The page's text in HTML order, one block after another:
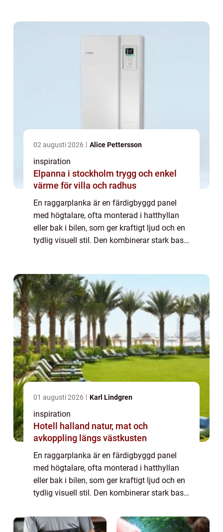
02 augusti 2026 Alice Pettersson
inspiration
Elpanna i stockholm trygg och enkel
värme för villa och radhus
En raggarplanka är en färdigbyggd panel
med högtalare, ofta monterad i hatthyllan
eller bak i bilen, som ger kraftigt ljud och en
tydlig visuell stil. Den kombinerar stark bas,
01 augusti 2026 Karl Lindgren
inspiration
Hotell halland natur, mat och
avkoppling längs västkusten
En raggarplanka är en färdigbyggd panel
med högtalare, ofta monterad i hatthyllan
eller bak i bilen, som ger kraftigt ljud och en
tydlig visuell stil. Den kombinerar stark bas,
h&a...